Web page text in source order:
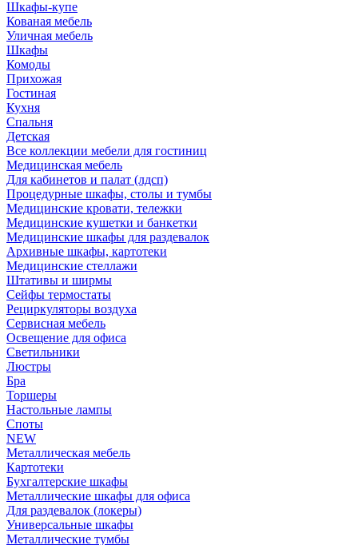
Шкафы-купе
Кованая мебель
Уличная мебель
Шкафы
Комоды
Прихожая
Гостиная
Кухня
Спальня
Детская
Все коллекции мебели для гостиниц
Медицинская мебель
Для кабинетов и палат (лдсп)
Процедурные шкафы, столы и тумбы
Медицинские кровати, тележки
Медицинские кушетки и банкетки
Медицинские шкафы для раздевалок
Архивные шкафы, картотеки
Медицинские стеллажи
Штативы и ширмы
Сейфы термостаты
Рециркуляторы воздуха
Сервисная мебель
Освещение для офиса
Светильники
Люстры
Бра
Торшеры
Настольные лампы
Споты
NEW
Металлическая мебель
Картотеки
Бухгалтерские шкафы
Металлические шкафы для офиса
Для раздевалок (локеры)
Универсальные шкафы
Металлические тумбы